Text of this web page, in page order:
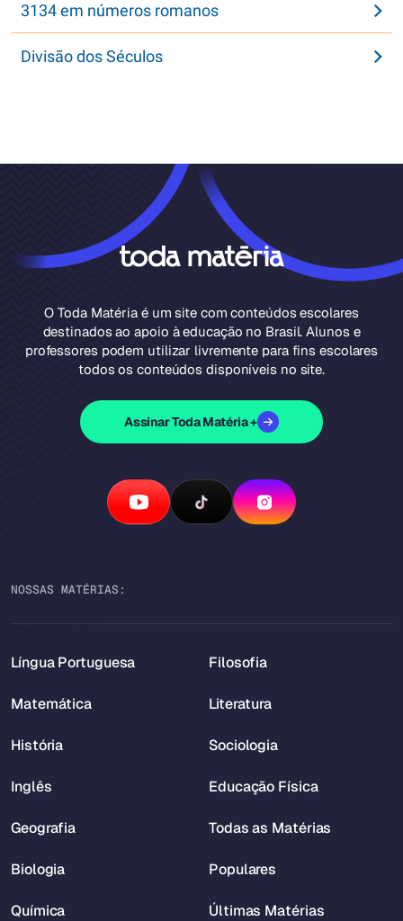
3134 em números romanos
Divisão dos Séculos
O Toda Matéria é um site com conteúdos escolares
destinados ao apoio à educação no Brasil. Alunos e
professores podem utilizar livremente para fins escolares
todos os conteúdos disponíveis no site.
Assinar Toda Matéria +
NOSSAS MATÉRIAS:
Língua Portuguesa
Matemática
História
Inglês
Geografia
Biologia
Química
Filosofia
Literatura
Sociologia
Educação Física
Todas as Matérias
Populares
Últimas Matérias